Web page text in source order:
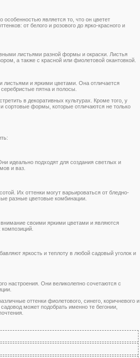
является то, что он цветет
от белого и розового до ярко-красного и
листьями разной формы и окраски. Листья
а также с красной или фиолетовой окантовкой.
листьями и яркими цветами. Она отличается
пятна и полосы.
в декоративных культурах. Кроме того, у
сортовые формы, которые отличаются не только
идеально подходят для создания светлых и
и ваз.
Их оттенки могут варьироваться от бледно-
разные цветовые комбинации.
своими яркими цветами и являются
яркость и теплоту в любой садовый уголок и
настроения. Они великолепно сочетаются с
оттенки фиолетового, синего, коричневого и
может подобрать именно те бегонии,